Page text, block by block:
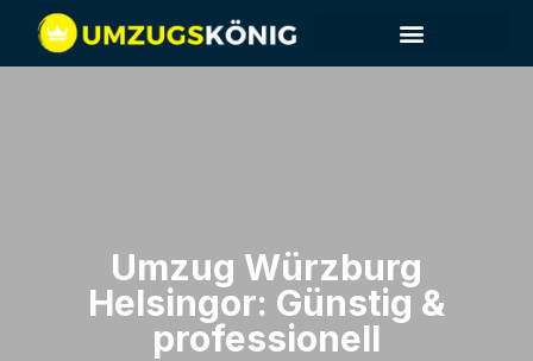
Umzug Würzburg​
Helsingor: Günstig &
professionell​